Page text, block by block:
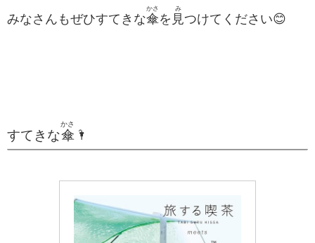
みなさんもぜひすてきな傘
かさ
を 見
み
つけてください😊
すてきな傘
かさ
🌂